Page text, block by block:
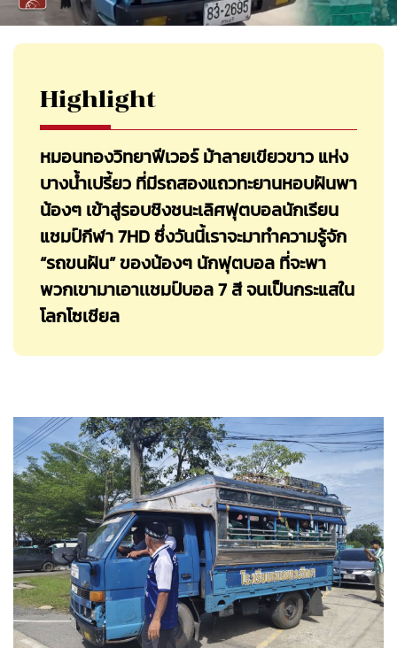
Highlight
หมอนทองวิทยาฟีเวอร์ ม้าลายเขียวขาว แห่ง
บางน้ำเปรี้ยว ที่มีรถสองแถวทะยานหอบฝันพา
น้องๆ เข้าสู่รอบชิงชนะเลิศฟุตบอลนักเรียน
แชมป์กีฬา 7HD ซึ่งวันนี้เราจะมาทำความรู้จัก
“รถขนฝัน” ของน้องๆ นักฟุตบอล ที่จะพา
พวกเขามาเอาเเชมป์บอล 7 สี จนเป็นกระแสใน
โลกโซเชียล